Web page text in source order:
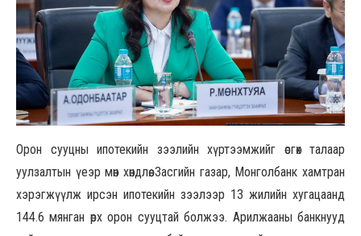
Орон сууцны ипотекийн зээлийн хүртээмжийг өсгөх талаар
уулзалтын үеэр мөн хөндлөө. Засгийн газар, Монголбанк хамтран
хэрэгжүүлж ирсэн ипотекийн зээлээр 13 жилийн хугацаанд
144.6 мянган өрх орон сууцтай болжээ. Арилжааны банкнууд